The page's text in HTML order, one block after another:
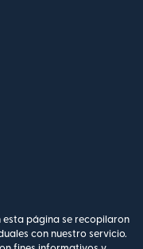
esta página se recopilaron
con nuestro servicio.